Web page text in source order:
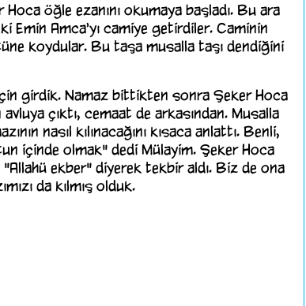
öğle ezanını okumaya başladı. Bu ara
Emin Amca'yı camiye getirdiler. Caminin
koydular. Bu taşa musalla taşı dendiğini
girdik. Namaz bittikten sonra Şeker Hoca
avluya çıktı, cemaat de arkasından. Musalla
nasıl kılınacağını kısaca anlattı. Benli,
içinde olmak" dedi Mülayim. Şeker Hoca
ekber" diyerek tekbir aldı. Biz de ona
da kılmış olduk.